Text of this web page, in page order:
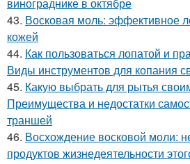
43. Восковая моль: эффективное
кожей
44. Как пользоваться лопатой и
Виды инструментов для копания
45. Какую выбрать для рытья
Преимущества и недостатки
траншей
46. Восхождение восковой моли:
продуктов жизнедеятельности